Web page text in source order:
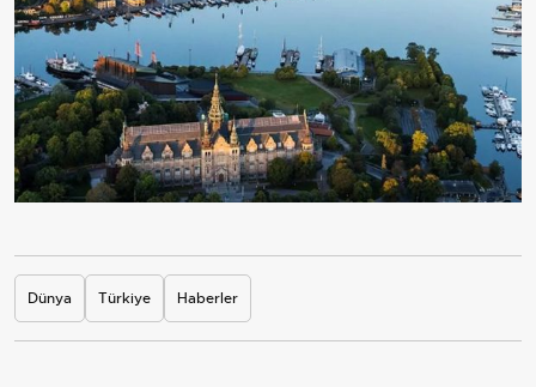
Dünya Türkiye Haberler